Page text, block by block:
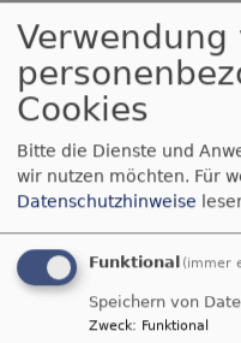
Falls Sie keine
Anfrage zur
die Möglichkeit, sich
nach § 16 BGG (bzw.
jeweiligen
Informationen zum
Sie unter:https://
Verwendung
Cookies
Bitte die Dienste und
wir nutzen möchten. Für
Datenschutzhinweise
Funktional (immer
Speichern von
Zweck: Funktional